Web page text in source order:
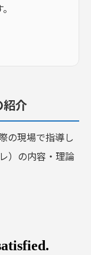
紹介
の現場で指導し
）の内容・理論